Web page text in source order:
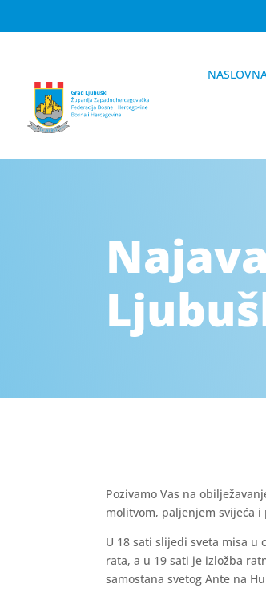
Pozivamo Vas na
molitvom, paljenjem svijeća
U 18 sati slijedi sveta misa u
rata, a u 19 sati je izložba
samostana svetog Ante na